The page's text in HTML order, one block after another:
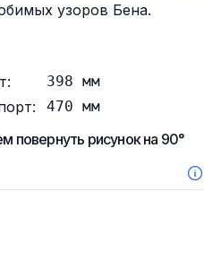
узоров Бена.
398 мм
470 мм
повернуть рисунок на 90°